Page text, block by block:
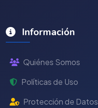
Información
Quiénes Somos
Políticas de Uso
Protección de Datos